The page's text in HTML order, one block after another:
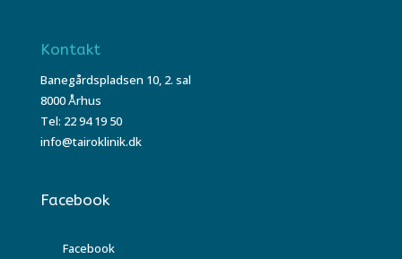
Kontakt
Banegårdspladsen 10, 2. sal
8000 Århus
Tel: 22 94 19 50
info@tairoklinik.dk
Facebook
Facebook